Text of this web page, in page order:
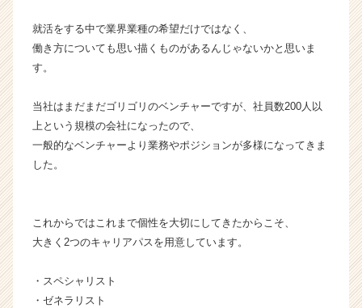
ス
カ
届
く
就
チ
ア
就活をする中で業界業種の希望だけではなく、
働き方についても思い描くものがあるんじゃないかと思いま
す。
当社はまだまだゴリゴリのベンチャーですが、社員数200人以
上という規模の会社になったので、
一般的なベンチャーより業務やポジションが多様になってきま
した。
これからではこれまで個性を大切にしてきたからこそ、
大きく2つのキャリアパスを用意しています。
・スペシャリスト
・ゼネラリスト